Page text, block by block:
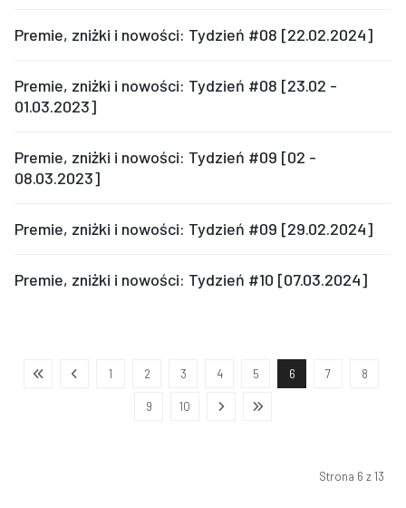
Premie, zniżki i nowości: Tydzień #08 [22.02.2024]
Premie, zniżki i nowości: Tydzień #08 [23.02 -
01.03.2023]
Premie, zniżki i nowości: Tydzień #09 [02 -
08.03.2023]
Premie, zniżki i nowości: Tydzień #09 [29.02.2024]
Premie, zniżki i nowości: Tydzień #10 [07.03.2024]
1 2 3 4 5 6 7 8
9 10
Strona 6 z 13